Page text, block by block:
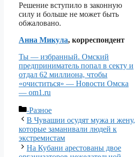
Решение вступило в законную
силу и больше не может быть
обжаловано.
Анна Микула, корреспондент
Ты — избранный. Омский
предприниматель попал в секту и
отдал 62 миллиона, чтобы
«очиститься» — Новости Омска
— om1.ru
Рубрики
-Разное
В Чувашии осудят мужа и жену,
которые заманивали людей к
экстремистам
На Кубани арестованы двое